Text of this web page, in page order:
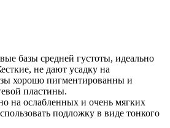
базы средней густоты, идеально
не дают усадку на
хорошо пигментированны и
пластины.
на ослабленных и очень мягких
подложку в виде тонкого